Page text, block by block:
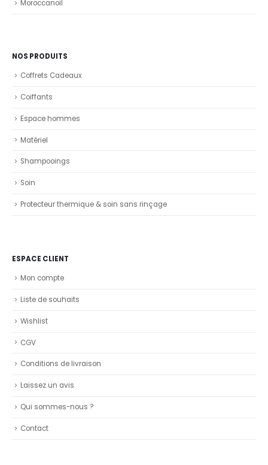
Moroccanoil
NOS PRODUITS
Coffrets Cadeaux
Coiffants
Espace hommes
Matériel
Shampooings
Soin
Protecteur thermique & soin sans rinçage
ESPACE CLIENT
Mon compte
Liste de souhaits
Wishlist
CGV
Conditions de livraison
Laissez un avis
Qui sommes-nous ?
Contact